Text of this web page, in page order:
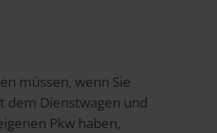
müssen, wenn Sie
dem Dienstwagen und
Pkw haben,